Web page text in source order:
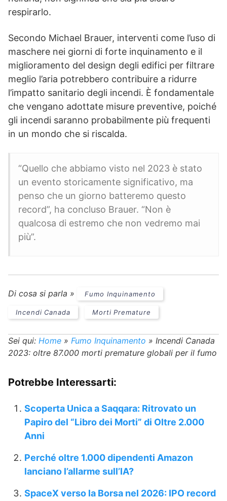
respirarlo.
Secondo Michael Brauer, interventi come l’uso di
maschere nei giorni di forte inquinamento e il
miglioramento del design degli edifici per filtrare
meglio l’aria potrebbero contribuire a ridurre
l’impatto sanitario degli incendi. È fondamentale
che vengano adottate misure preventive, poiché
gli incendi saranno probabilmente più frequenti
in un mondo che si riscalda.
“Quello che abbiamo visto nel 2023 è stato
un evento storicamente significativo, ma
penso che un giorno batteremo questo
record”, ha concluso Brauer. “Non è
qualcosa di estremo che non vedremo mai
più”.
Di cosa si parla » Fumo Inquinamento
Incendi Canada Morti Premature
Sei qui: Home » Fumo Inquinamento » Incendi Canada
2023: oltre 87.000 morti premature globali per il fumo
Potrebbe Interessarti:
Scoperta Unica a Saqqara: Ritrovato un
Papiro del “Libro dei Morti” di Oltre 2.000
Anni
Perché oltre 1.000 dipendenti Amazon
lanciano l’allarme sull’IA?
SpaceX verso la Borsa nel 2026: IPO record